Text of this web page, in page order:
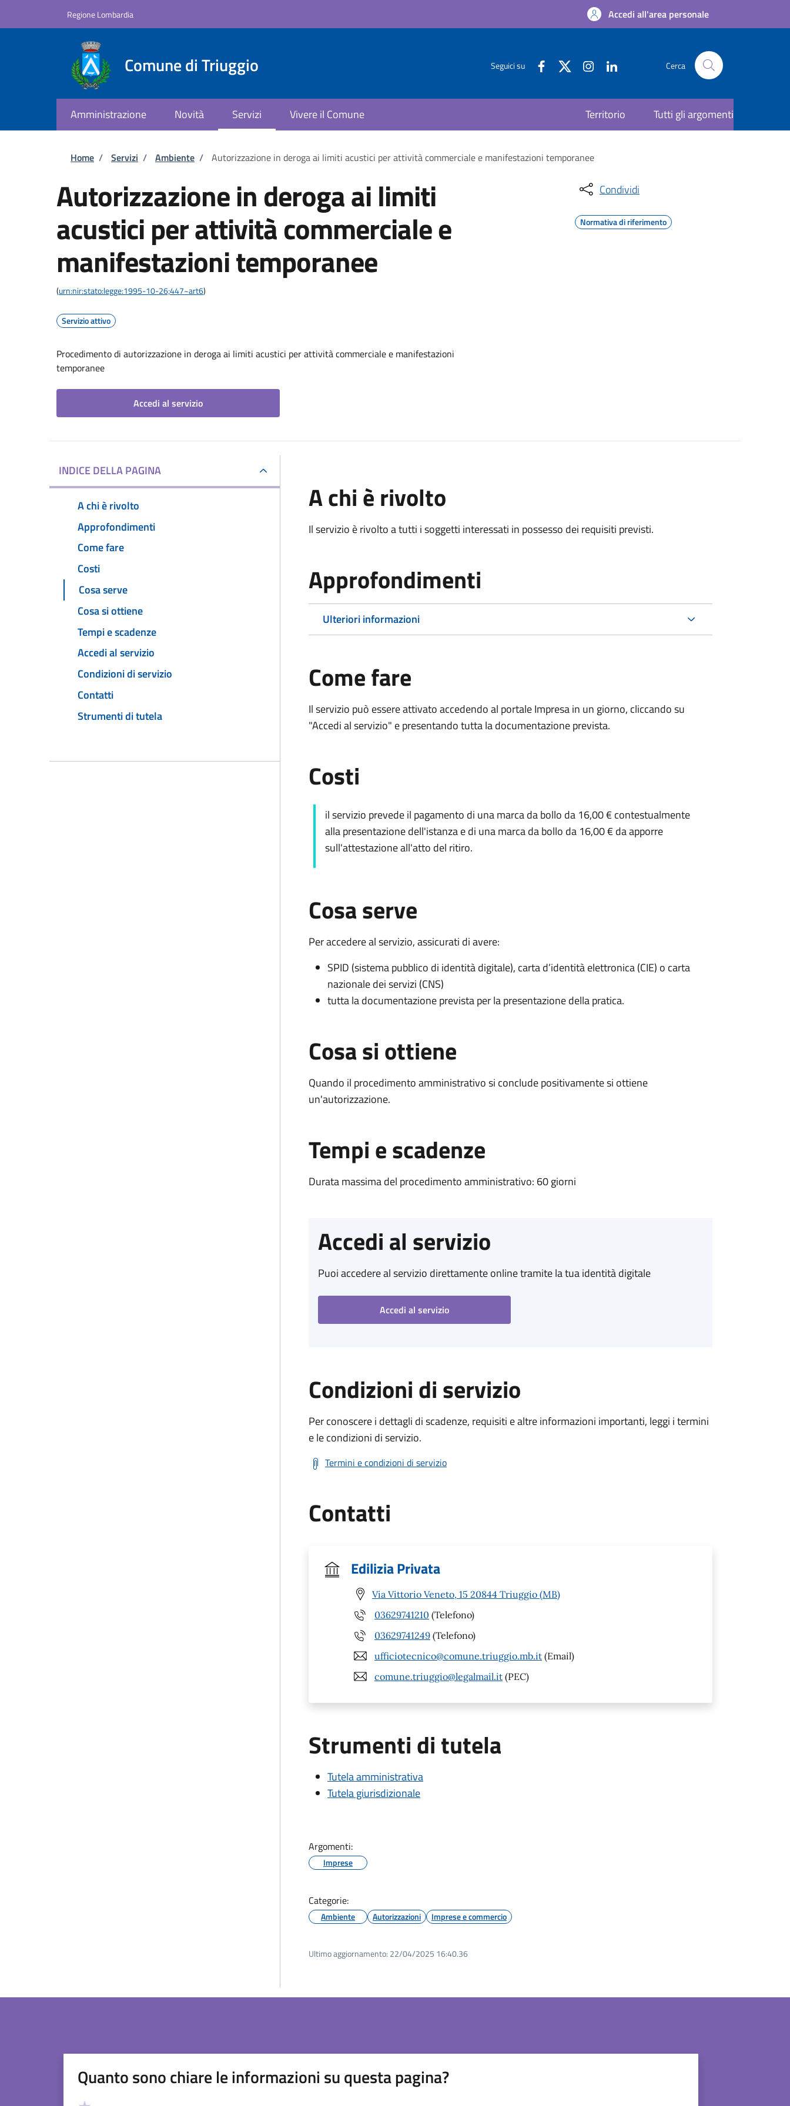
Regione Lombardia Accedi all'area personale
Comune di Triuggio Seguici su Cerca
Amministrazione Novità Servizi Vivere il Comune Territorio Tutti gli argomenti
Briciole di pane
Home / Servizi / Ambiente / Autorizzazione in deroga ai limiti acustici per attività commerciale e manifestazioni temporanee
Autorizzazione in deroga ai limiti
acustici per attività commerciale e
manifestazioni temporanee
(urn:nir:stato:legge:1995-10-26;447~art6)
Servizio attivo
Procedimento di autorizzazione in deroga ai limiti acustici per attività commerciale e manifestazioni
temporanee
Accedi al servizio
Condividi
Normativa di riferimento
INDICE DELLA PAGINA
A chi è rivolto
Approfondimenti
Come fare
Costi
Cosa serve
Cosa si ottiene
Tempi e scadenze
Accedi al servizio
Condizioni di servizio
Contatti
Strumenti di tutela
A chi è rivolto
Il servizio è rivolto a tutti i soggetti interessati in possesso dei requisiti previsti.
Approfondimenti
Ulteriori informazioni
Come fare
Il servizio può essere attivato accedendo al portale Impresa in un giorno, cliccando su
"Accedi al servizio" e presentando tutta la documentazione prevista.
Costi
il servizio prevede il pagamento di una marca da bollo da 16,00 € contestualmente
alla presentazione dell'istanza e di una marca da bollo da 16,00 € da apporre
sull'attestazione all'atto del ritiro.
Cosa serve
Per accedere al servizio, assicurati di avere:
SPID (sistema pubblico di identità digitale), carta d’identità elettronica (CIE) o carta
nazionale dei servizi (CNS)
tutta la documentazione prevista per la presentazione della pratica.
Cosa si ottiene
Quando il procedimento amministrativo si conclude positivamente si ottiene
un'autorizzazione.
Tempi e scadenze
Durata massima del procedimento amministrativo: 60 giorni
Accedi al servizio
Puoi accedere al servizio direttamente online tramite la tua identità digitale
Accedi al servizio
Condizioni di servizio
Per conoscere i dettagli di scadenze, requisiti e altre informazioni importanti, leggi i termini
e le condizioni di servizio.
Termini e condizioni di servizio
Contatti
Edilizia Privata
Via Vittorio Veneto, 15 20844 Triuggio (MB)
03629741210 (Telefono)
03629741249 (Telefono)
ufficiotecnico@comune.triuggio.mb.it (Email)
comune.triuggio@legalmail.it (PEC)
Strumenti di tutela
Tutela amministrativa
Tutela giurisdizionale
Argomenti:
Imprese
Categorie:
Ambiente Autorizzazioni Imprese e commercio
Ultimo aggiornamento: 22/04/2025 16:40.36
Quanto sono chiare le informazioni su questa pagina?
Valutazione